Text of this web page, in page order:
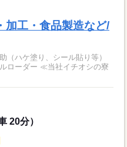
加工・食品製造など/
（ハケ塗り、シール貼り等）
イチオシの寮
20分）